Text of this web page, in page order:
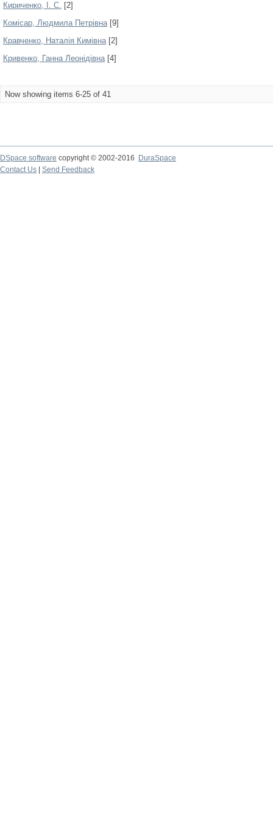
Кириченко, І. С. [2]
Комісар, Людмила Петрівна[9]
Кравченко, Наталія Кимівна[2]
Кривенко, Ганна Леонідівна[4]
Now showing items 6-25 of 41
DSpace software copyright © 2002-2016
DuraSpace
Contact Us
Send Feedback